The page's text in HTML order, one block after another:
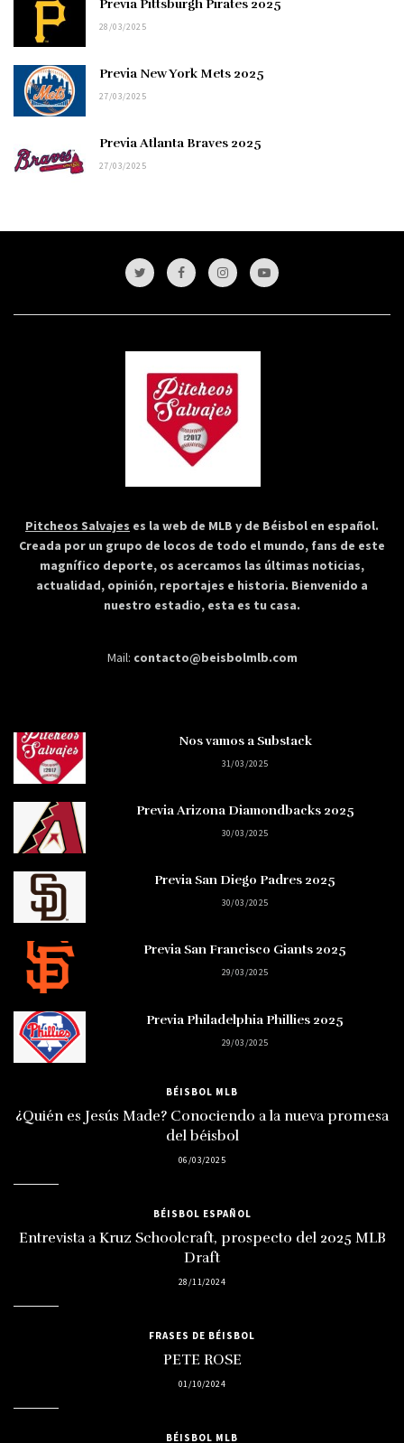
Previa Pittsburgh Pirates 2025
28/03/2025
Previa New York Mets 2025
27/03/2025
Previa Atlanta Braves 2025
27/03/2025
Pitcheos Salvajes es la web de MLB y de Béisbol en español.
Creada por un grupo de locos de todo el mundo, fans de este
magnífico deporte, os acercamos las últimas noticias,
actualidad, opinión, reportajes e historia. Bienvenido a
nuestro estadio, esta es tu casa.
Mail: contacto@beisbolmlb.com
Nos vamos a Substack
31/03/2025
Previa Arizona Diamondbacks 2025
30/03/2025
Previa San Diego Padres 2025
30/03/2025
Previa San Francisco Giants 2025
29/03/2025
Previa Philadelphia Phillies 2025
29/03/2025
BÉISBOL MLB
¿Quién es Jesús Made? Conociendo a la nueva promesa
del béisbol
06/03/2025
BÉISBOL ESPAÑOL
Entrevista a Kruz Schoolcraft, prospecto del 2025 MLB
Draft
28/11/2024
FRASES DE BÉISBOL
PETE ROSE
01/10/2024
BÉISBOL MLB